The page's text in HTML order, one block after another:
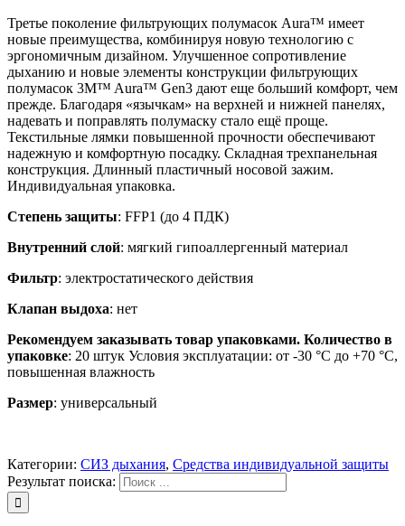
Третье поколение фильтрующих полумасок Aura™ имеет
новые преимущества, комбинируя новую технологию с
эргономичным дизайном. Улучшенное сопротивление
дыханию и новые элементы конструкции фильтрующих
полумасок 3M™ Aura™ Gen3 дают еще больший комфорт, чем
прежде. Благодаря «язычкам» на верхней и нижней панелях,
надевать и поправлять полумаску стало ещё проще.
Текстильные лямки повышенной прочности обеспечивают
надежную и комфортную посадку. Складная трехпанельная
конструкция. Длинный пластичный носовой зажим.
Индивидуальная упаковка.
Степень защиты: FFP1 (до 4 ПДК)
Внутренний слой: мягкий гипоаллергенный материал
Фильтр: электростатического действия
Клапан выдоха: нет
Рекомендуем заказывать товар упаковками. Количество в
упаковке: 20 штук Условия эксплуатации: от -30 °C до +70 °C,
повышенная влажность
Размер: универсальный
Категории: СИЗ дыхания, Средства индивидуальной защиты
Результат поиска: